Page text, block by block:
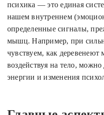
психика — это единая
нашем внутреннем
определенные сигналы,
мышц. Например, при
чувствуем, как
воздействуя на тело,
энергии и изменения